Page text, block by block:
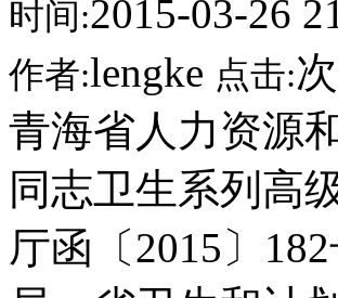
时间:2015-03-26
作者:lengke 点击:次
青海省人力资源
同志卫生系列高
厅函〔2015〕